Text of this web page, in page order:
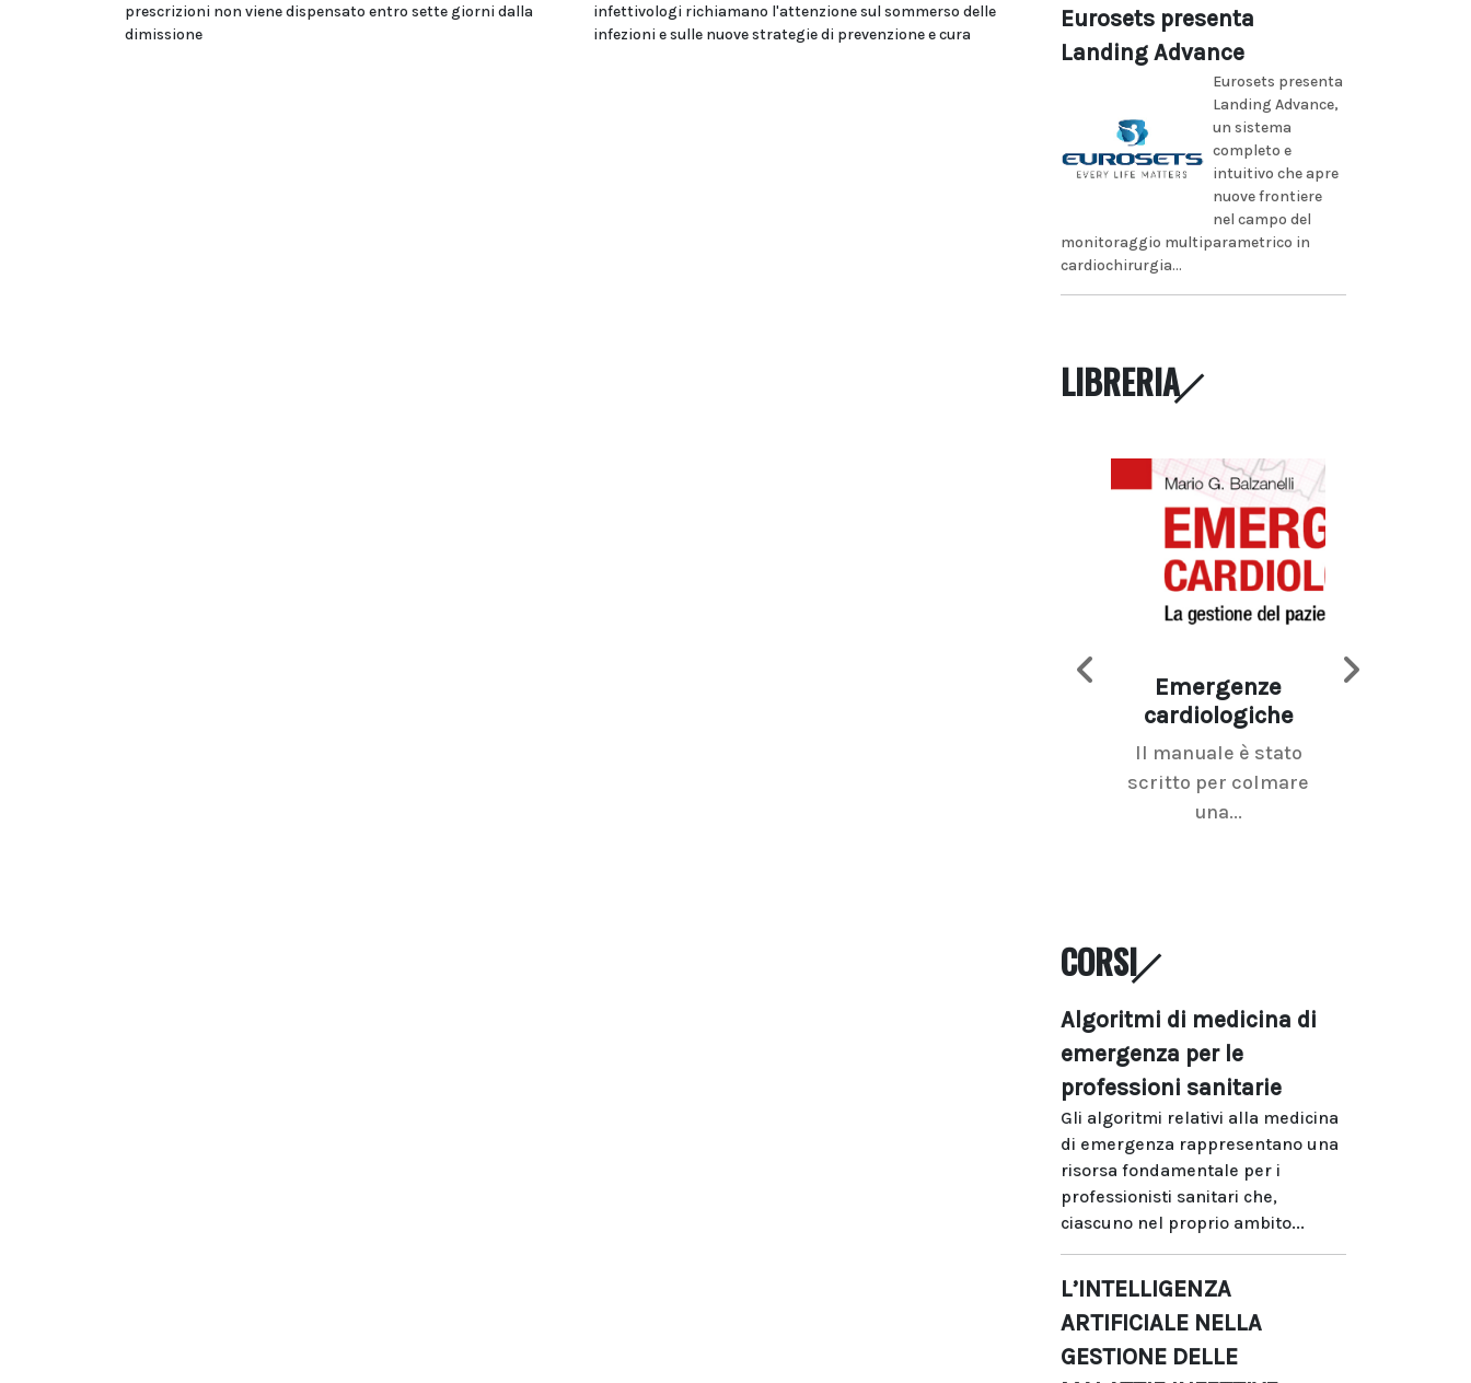
prescrizioni non viene dispensato entro sette giorni dalla
dimissione
infettivologi richiamano l'attenzione sul sommerso delle
infezioni e sulle nuove strategie di prevenzione e cura
Eurosets presenta
Landing Advance
Eurosets presenta
Landing Advance,
un sistema
completo e
intuitivo che apre
nuove frontiere
nel campo del
monitoraggio multiparametrico in
cardiochirurgia...
LIBRERIA
Emergenze
cardiologiche
Il manuale è stato
scritto per colmare
una...
CORSI
Algoritmi di medicina di
emergenza per le
professioni sanitarie
Gli algoritmi relativi alla medicina
di emergenza rappresentano una
risorsa fondamentale per i
professionisti sanitari che,
ciascuno nel proprio ambito...
L’INTELLIGENZA
ARTIFICIALE NELLA
GESTIONE DELLE